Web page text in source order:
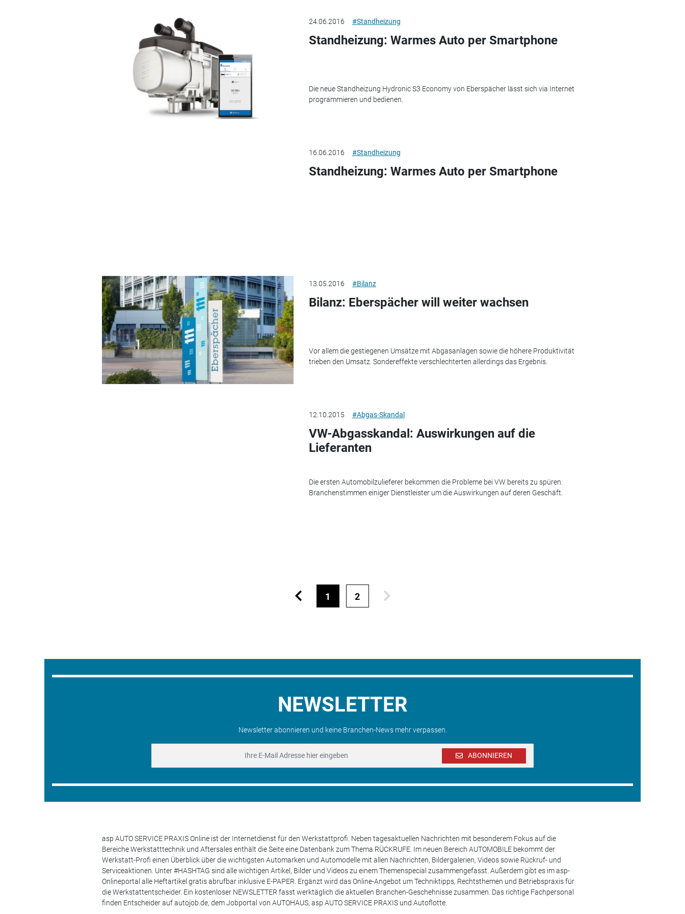
24.06.2016 #Standheizung
Standheizung: Warmes Auto per Smartphone
Die neue Standheizung Hydronic S3 Economy von Eberspächer lässt sich via Internet
programmieren und bedienen.
16.06.2016 #Standheizung
Standheizung: Warmes Auto per Smartphone
13.05.2016 #Bilanz
Bilanz: Eberspächer will weiter wachsen
Vor allem die gestiegenen Umsätze mit Abgasanlagen sowie die höhere Produktivität
trieben den Umsatz. Sondereffekte verschlechterten allerdings das Ergebnis.
12.10.2015 #Abgas-Skandal
VW-Abgasskandal: Auswirkungen auf die
Lieferanten
Die ersten Automobilzulieferer bekommen die Probleme bei VW bereits zu spüren.
Branchenstimmen einiger Dienstleister um die Auswirkungen auf deren Geschäft.
1 2
NEWSLETTER
Newsletter abonnieren und keine Branchen-News mehr verpassen.
ABONNIEREN
asp AUTO SERVICE PRAXIS Online ist der Internetdienst für den Werkstattprofi. Neben tagesaktuellen Nachrichten mit besonderem Fokus auf die
Bereiche Werkstatttechnik und Aftersales enthält die Seite eine Datenbank zum Thema RÜCKRUFE. Im neuen Bereich AUTOMOBILE bekommt der
Werkstatt-Profi einen Überblick über die wichtigsten Automarken und Automodelle mit allen Nachrichten, Bildergalerien, Videos sowie Rückruf- und
Serviceaktionen. Unter #HASHTAG sind alle wichtigen Artikel, Bilder und Videos zu einem Themenspecial zusammengefasst. Außerdem gibt es im asp-
Onlineportal alle Heftartikel gratis abrufbar inklusive E-PAPER. Ergänzt wird das Online-Angebot um Techniktipps, Rechtsthemen und Betriebspraxis für
die Werkstattentscheider. Ein kostenloser NEWSLETTER fasst werktäglich die aktuellen Branchen-Geschehnisse zusammen. Das richtige Fachpersonal
finden Entscheider auf autojob.de, dem Jobportal von AUTOHAUS, asp AUTO SERVICE PRAXIS und Autoflotte.